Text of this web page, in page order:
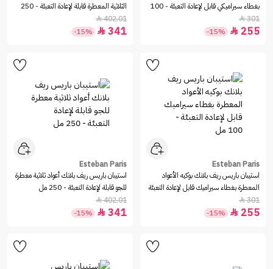
بغطاء سيراميكي قابل لإعادة التعبئة - 100
مل
301

255

-15%
الثلاثية المعطرة قابلة لإعادة التعبئة - 250
مل
402.01

341

-15%
Esteban Paris
استيبان باريس ريف بلانك بوكيه الأعواد
المعطرة بغطاء سيراميك قابل لإعادة التعبئة
- 100 مل
301

255

-15%
Esteban Paris
استيبان باريس ريف بلانك أعواد ثلاثية معطرة
للجو قابلة لإعادة التعبئة - 250 مل
402.01

341

-15%